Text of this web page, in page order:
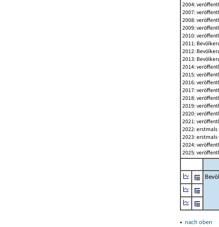
2004:
2007:
2008:
2009:
2010:
2011:
2012:
2013:
2014:
2015:
2016:
2017:
2018:
2019:
2020:
2021:
2022:
2023:
2024:
2025:
▴ nach oben